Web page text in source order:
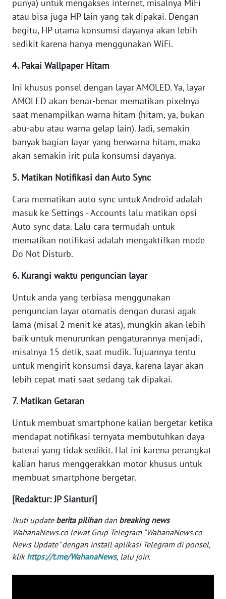
punya) untuk mengakses internet, misalnya MiFi
atau bisa juga HP lain yang tak dipakai. Dengan
begitu, HP utama konsumsi dayanya akan lebih
sedikit karena hanya menggunakan WiFi.
4. Pakai Wallpaper Hitam
Ini khusus ponsel dengan layar AMOLED. Ya, layar
AMOLED akan benar-benar mematikan pixelnya
saat menampilkan warna hitam (hitam, ya, bukan
abu-abu atau warna gelap lain). Jadi, semakin
banyak bagian layar yang berwarna hitam, maka
akan semakin irit pula konsumsi dayanya.
5. Matikan Notifikasi dan Auto Sync
Cara mematikan auto sync untuk Android adalah
masuk ke Settings - Accounts lalu matikan opsi
Auto sync data. Lalu cara termudah untuk
mematikan notifikasi adalah mengaktifkan mode
Do Not Disturb.
6. Kurangi waktu penguncian layar
Untuk anda yang terbiasa menggunakan
penguncian layar otomatis dengan durasi agak
lama (misal 2 menit ke atas), mungkin akan lebih
baik untuk menurunkan pengaturannya menjadi,
misalnya 15 detik, saat mudik. Tujuannya tentu
untuk mengirit konsumsi daya, karena layar akan
lebih cepat mati saat sedang tak dipakai.
7. Matikan Getaran
Untuk membuat smartphone kalian bergetar ketika
mendapat notifikasi ternyata membutuhkan daya
baterai yang tidak sedikit. Hal ini karena perangkat
kalian harus menggerakkan motor khusus untuk
membuat smartphone bergetar.
[Redaktur: JP Sianturi]
Ikuti update berita pilihandan breaking news
WahanaNews.co lewat Grup Telegram "WahanaNews.co
News Update" dengan install aplikasi Telegram di ponsel,
klik https://t.me/WahanaNews, lalu join.
WN
KEPRI
WN
PAPUA
PAPUA
BARAT
WN
SERAMBI
WN
JAMBI
WN
WN
WN
SULTENG
WN
SULBAR
BABEL
WN
SUMBAR
WN
SUMSEL
WN
WN
LAMPUNG
WN